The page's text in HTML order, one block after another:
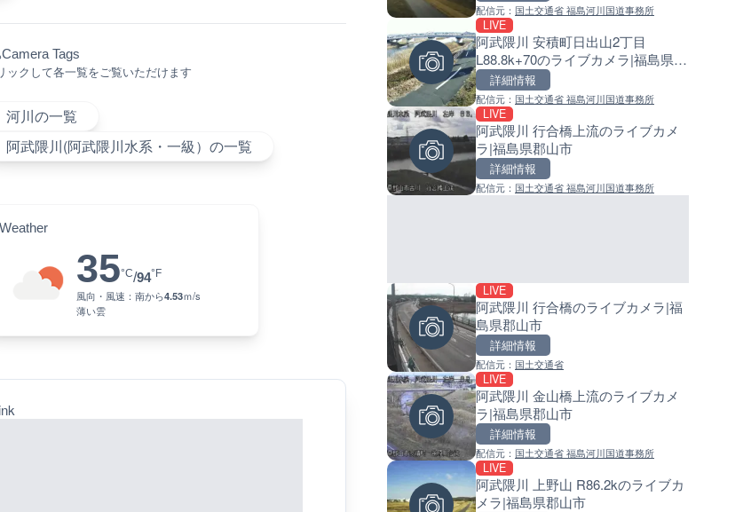
Camera Tags
ックして各一覧をご覧いただけます
河川の一覧
阿武隈川(阿武隈川水系・一級）の一覧
Weather
35°C/94°F
風向・風速： 南から4.53ｍ/s
薄い雲
配信元： 国土交通省 福島河川国道事務所
LIVE
阿武隈川 安積町日出山2丁目
L88.8k+70のライブカメラ|福島県郡
山市詳細情報
配信元： 国土交通省 福島河川国道事務所
LIVE
阿武隈川 行合橋上流のライブカメ
ラ|福島県郡山市
詳細情報
配信元： 国土交通省 福島河川国道事務所
LIVE
阿武隈川 行合橋のライブカメラ|福
島県郡山市
詳細情報
配信元： 国土交通省
LIVE
阿武隈川 金山橋上流のライブカメ
ラ|福島県郡山市
詳細情報
配信元： 国土交通省 福島河川国道事務所
LIVE
阿武隈川 上野山 R86.2kのライブカ
メラ|福島県郡山市
配信元：Tokki Works
内海海水浴場のライブカメラ|
県南知多町
配信元：南知多町観光協会
手結港(YASU海の駅クラブ)の
ブカメラ|高知県香南市
配信元：YASU海の駅CLUB
羽田空港第2旅客ターミナルか
日本全国・緊急地震速報のラ
カメラ
配信元：株式会社ティーファイブプロジ
RBCより那覇空港のライブカ
沖縄県那覇市
配信元：日高町役場
小浦川水門付近から小浦海水
ライブカメラ|和歌山県日高町
配信元：日高町役場
産湯川水門付近のライブカメ
歌山県日高町
配信元：日高町役場
導目木川 花立砂防堰堤下流の
常呂川 鹿ノ子ダムのライブカ
北海道置戸町
配信元：国土交通省 北海道開発局
天塩川 岩尾内ダムのライブカ
北海道士別市